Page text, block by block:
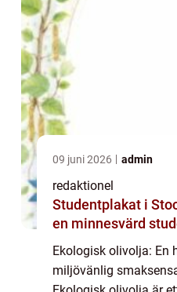
09 juni 2026 admin
redaktionel
Studentplakat i
en minnesvärd
Ekologisk olivolja: En
miljövänlig